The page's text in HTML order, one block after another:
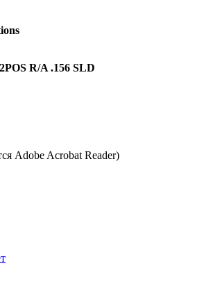
R/A .156 SLD
Adobe Acrobat Reader)